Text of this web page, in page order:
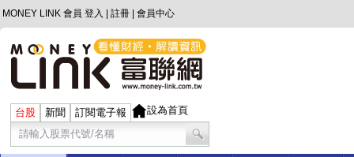
MONEY LINK 會員 登入 註冊 會員中心
台股 新聞 訂閱電子報 設為首頁